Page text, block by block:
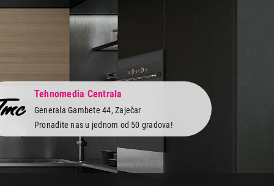
Tehnomedia Centrala
Generala Gambete 44, Zaječar
Pronađite nas u jednom od 50 gradova!